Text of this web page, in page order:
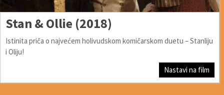
Stan & Ollie (2018)
Istinita priča o najvećem holivudskom komičarskom duetu – Stanliju
i Oliju!
Nastavi na film